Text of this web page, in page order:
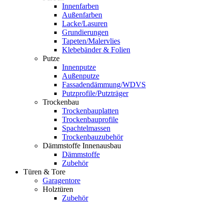
Innenfarben
Außenfarben
Lacke/Lasuren
Grundierungen
Tapeten/Malervlies
Klebebänder & Folien
Putze
Innenputze
Außenputze
Fassadendämmung/WDVS
Putzprofile/Putzträger
Trockenbau
Trockenbauplatten
Trockenbauprofile
Spachtelmassen
Trockenbauzubehör
Dämmstoffe Innenausbau
Dämmstoffe
Zubehör
Türen & Tore
Garagentore
Holztüren
Zubehör